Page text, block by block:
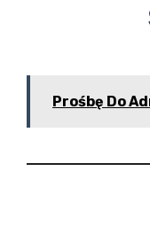
Prośbę Do